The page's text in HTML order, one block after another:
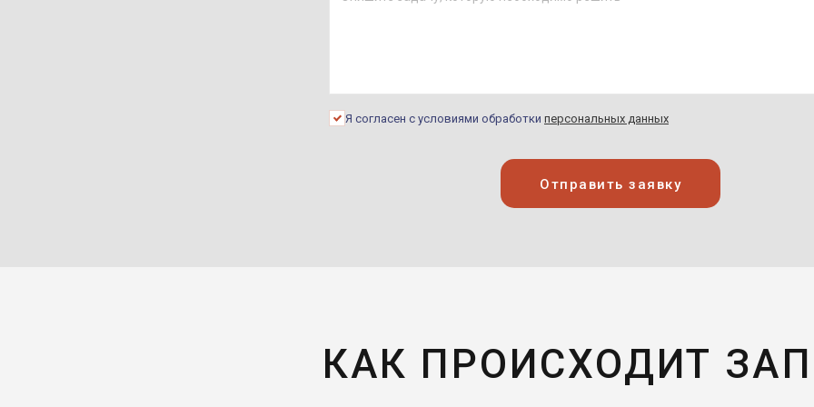
Я согласен с условиями обработки персональных данных
Отправить заявку
КАК ПРОИСХОДИТ